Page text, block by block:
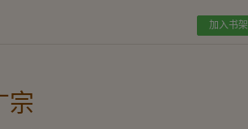
加入书架
宗